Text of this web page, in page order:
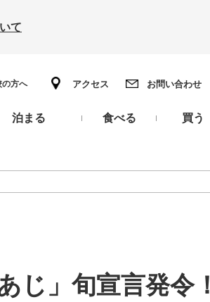
て
の方へ アクセス お問い合わせ
泊まる 食べる 買う
じ」旬宣言発令！